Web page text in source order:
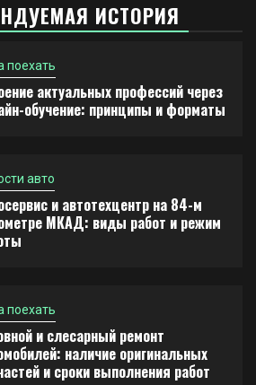
автотехцентр на 84-м километре
и режим работы
ремонт автомобилей:
запчастей и сроки
автодороге, 84-й
1
карта за 5 минут без верификации
банков с пополнением в USDT:
и риски
ИСТОРИЯ
поехать
актуальных профессий через
обучение: принципы и форматы
авто
и автотехцентр на 84-м
МКАД: виды работ и режим
поехать
и слесарный ремонт
наличие оригинальных
и сроки выполнения работ